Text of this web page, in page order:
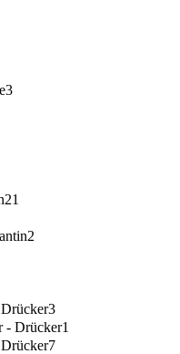
3
21
2
3
- Drücker1
7